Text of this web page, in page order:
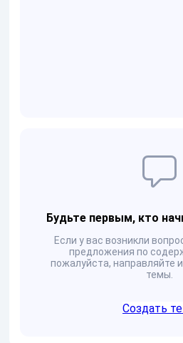
Будьте первым, кто
Если у вас возникли
предложения по
пожалуйста, направляйте
темы.
Создать